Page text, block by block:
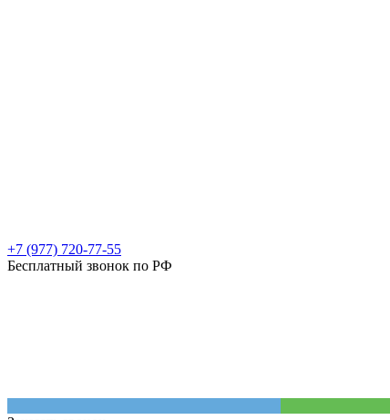
+7 (977) 720-77-55
Бесплатный звонок по РФ